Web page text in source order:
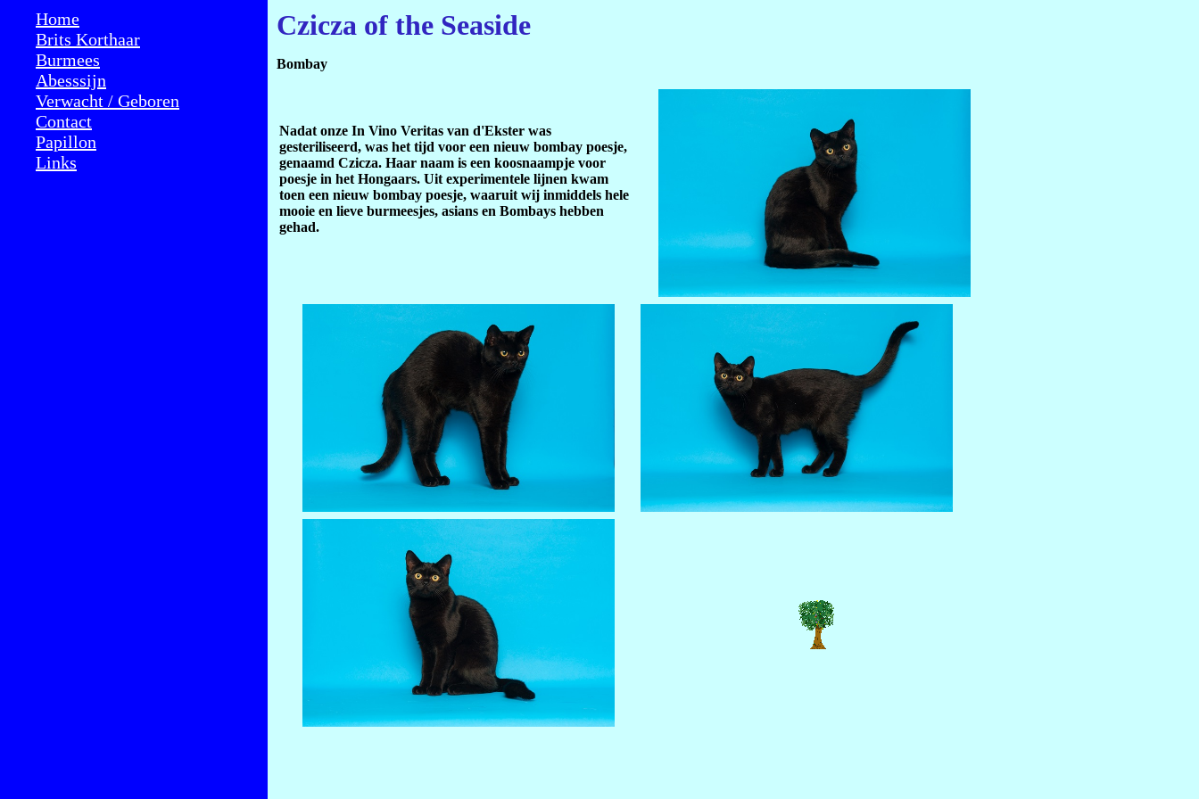
Home
Brits Korthaar
Burmees
Abesssijn
Verwacht / Geboren
Contact
Papillon
Links
Czicza of the Seaside
Bombay
Nadat onze In Vino Veritas van d'Ekster was
gesteriliseerd, was het tijd voor een nieuw bombay poesje,
genaamd Czicza. Haar naam is een koosnaampje voor
poesje in het Hongaars. Uit experimentele lijnen kwam
toen een nieuw bombay poesje, waaruit wij inmiddels hele
mooie en lieve burmeesjes, asians en Bombays hebben
gehad.